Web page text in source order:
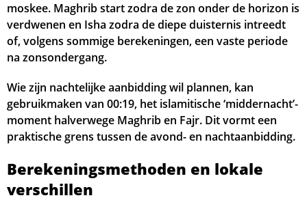
28, Vr 04:57 06:36 13:34 17:22 20:32 22:12
29, Za 04:59 06:37 13:34 17:20 20:29 22:09
30, Zo 05:01 13:34 17:19 20:27
31, Ma 05:04 06:41 13:33 17:18 20:25 22:05
moskee. Maghrib start zodra de zon onder de horizon is
verdwenen en Isha zodra de diepe duisternis intreedt
of, volgens sommige berekeningen, een vaste periode
na zonsondergang.
Wie zijn nachtelijke aanbidding wil plannen, kan
gebruikmaken van 00:19, het islamitische ‘middernacht’-
moment halverwege Maghrib en Fajr. Dit vormt een
praktische grens tussen de avond- en nachtaanbidding.
Berekeningsmethoden en lokale
verschillen